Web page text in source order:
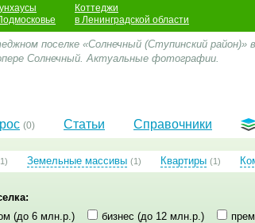
Коттеджи
в Ленинградской области
поселке «Солнечный (Ступинский район)»
Солнечный. Актуальные фотографии.
(0) Статьи Справочники
Земельные массивы (1) Квартиры (1)
(до 6 млн.р.)
бизнес (до 12 млн.р.)